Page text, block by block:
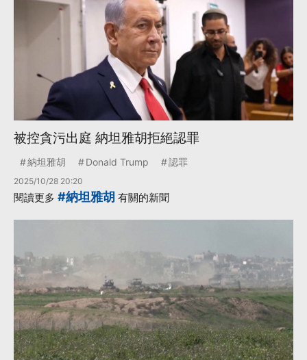
被控貪污出庭 納坦雅胡拒絕認罪
納坦雅胡 Donald Trump 認罪
2025/10/28 20:20
閱讀更多 #納坦雅胡 有關的新聞